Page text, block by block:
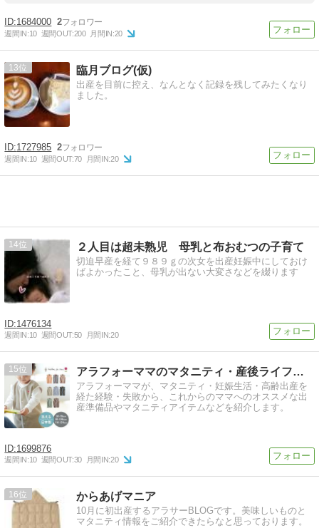
1684000 2
週間IN:10 週間OUT:200 月間IN:20
13 臨月ブログ(仮)
出産を目前に控え、なんとなく記録を残してみたくなり
ました。
1727985 2
週間IN:10 週間OUT:70 月間IN:20
14 ２人目は超未熟児 母乳と布おむつの子育て
切迫早産を経て９８９ｇの次女を出産妊娠中にしておけ
ばよかったこと、母乳が出ない大変さなどを綴ります
1476134
週間IN:10 週間OUT:50 月間IN:20
15 アラフォーママのマタニティ・産後ライフ記録
アラフォーママが、マタニティ・妊娠生活・高齢出産を
経た経験・失敗から、これからのママへのオススメな出
産準備品やマタニティアイテムなどを紹介します。
1699876
週間IN:10 週間OUT:30 月間IN:20
16 からあげマニア
10月に初出産するアラサーBLOGです。美味しいものと
マタニティ情報をご紹介できたらなと思っております。